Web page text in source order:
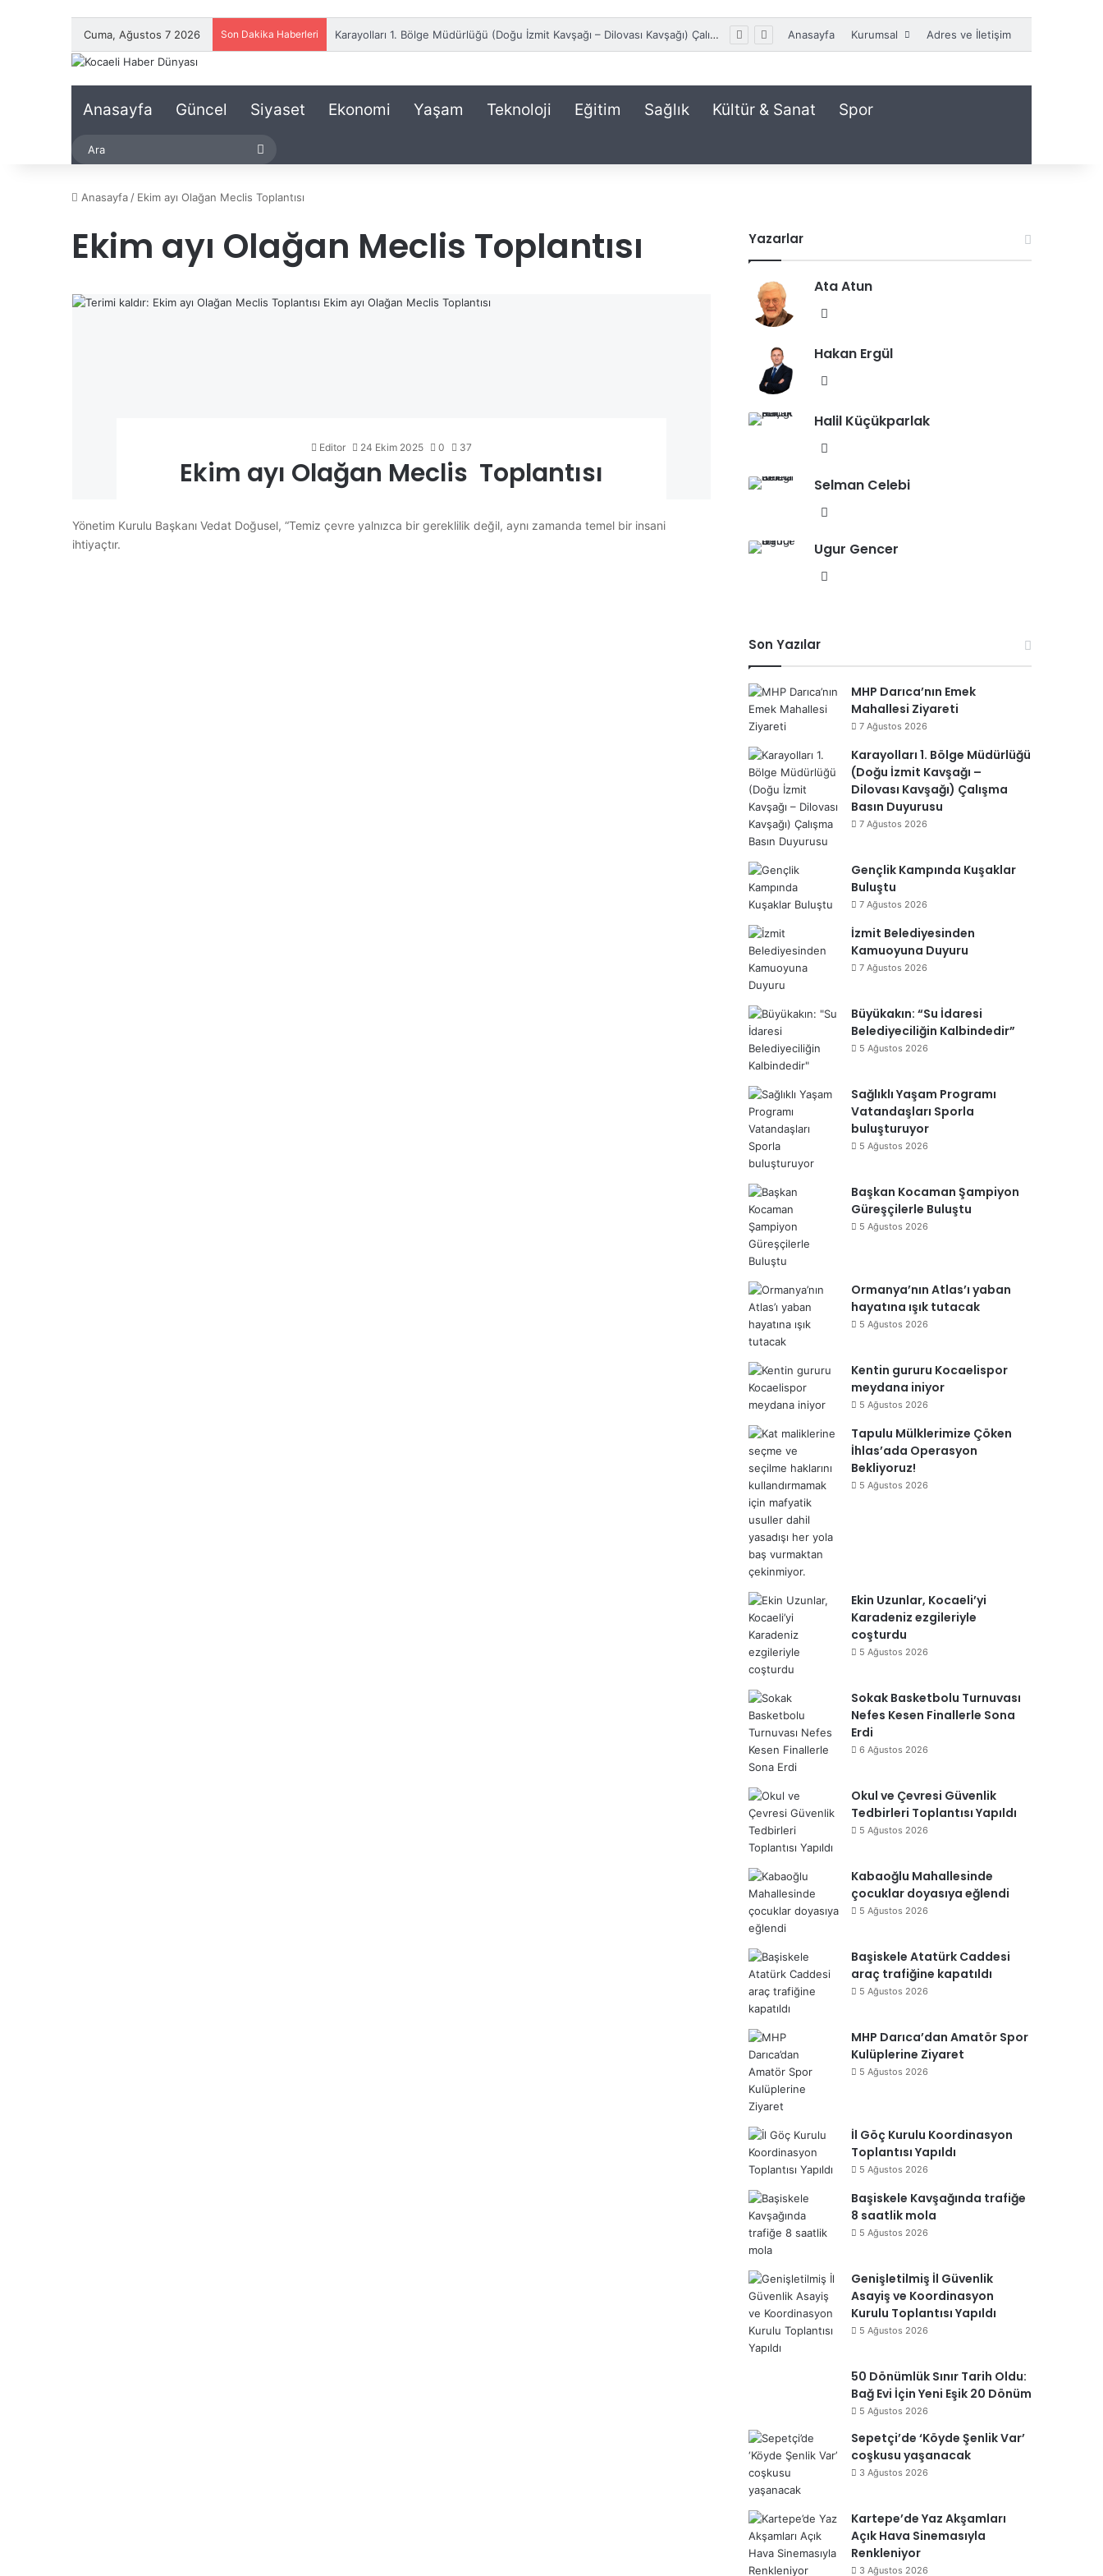
Cuma, Ağustos 7 2026 Son Dakika Haberleri Karayolları 1. Bölge Müdürlüğü (Doğu İzmit Kavşağı – Dilovası Kavşağı) Çalışma Basın Duyurusu Anasayfa Kurumsal Adres ve İletişim
Anasayfa Güncel Siyaset Ekonomi Yaşam Teknoloji Eğitim Sağlık Kültür & Sanat Spor
Anasayfa / Ekim ayı Olağan Meclis Toplantısı
Ekim ayı Olağan Meclis Toplantısı
Editor 24 Ekim 2025 0 37
Ekim ayı Olağan Meclis Toplantısı
Yönetim Kurulu Başkanı Vedat Doğusel, “Temiz çevre yalnızca bir gereklilik değil, aynı zamanda temel bir insani
ihtiyaçtır.
Yazarlar
Ata Atun
sit
Hakan Ergül
sit
Halil Küçükparlak
sit
Selman Celebi
sit
Ugur Gencer
Son Yazılar
MHP Darıca’nın Emek
Mahallesi Ziyareti
7 Ağustos 2026
Karayolları 1. Bölge Müdürlüğü
(Doğu İzmit Kavşağı –
Dilovası Kavşağı) Çalışma
Basın Duyurusu
7 Ağustos 2026
Gençlik Kampında Kuşaklar
Buluştu
7 Ağustos 2026
İzmit Belediyesinden
Kamuoyuna Duyuru
7 Ağustos 2026
Büyükakın: “Su İdaresi
Belediyeciliğin Kalbindedir”
5 Ağustos 2026
Sağlıklı Yaşam Programı
Vatandaşları Sporla
buluşturuyor
5 Ağustos 2026
Başkan Kocaman Şampiyon
Güreşçilerle Buluştu
5 Ağustos 2026
Ormanya’nın Atlas’ı yaban
hayatına ışık tutacak
5 Ağustos 2026
Kentin gururu Kocaelispor
meydana iniyor
5 Ağustos 2026
Tapulu Mülklerimize Çöken
İhlas’ada Operasyon
Bekliyoruz!
5 Ağustos 2026
Ekin Uzunlar, Kocaeli’yi
Karadeniz ezgileriyle
coşturdu
5 Ağustos 2026
Sokak Basketbolu Turnuvası
Nefes Kesen Finallerle Sona
Erdi
6 Ağustos 2026
Okul ve Çevresi Güvenlik
Tedbirleri Toplantısı Yapıldı
5 Ağustos 2026
Kabaoğlu Mahallesinde
çocuklar doyasıya eğlendi
5 Ağustos 2026
Başiskele Atatürk Caddesi
araç trafiğine kapatıldı
5 Ağustos 2026
MHP Darıca’dan Amatör Spor
Kulüplerine Ziyaret
5 Ağustos 2026
İl Göç Kurulu Koordinasyon
Toplantısı Yapıldı
5 Ağustos 2026
Başiskele Kavşağında trafiğe
8 saatlik mola
5 Ağustos 2026
Genişletilmiş İl Güvenlik
Asayiş ve Koordinasyon
Kurulu Toplantısı Yapıldı
5 Ağustos 2026
50 Dönümlük Sınır Tarih Oldu:
Bağ Evi İçin Yeni Eşik 20 Dönüm
5 Ağustos 2026
Sepetçi’de ‘Köyde Şenlik Var’
coşkusu yaşanacak
3 Ağustos 2026
Kartepe’de Yaz Akşamları
Açık Hava Sinemasıyla
Renkleniyor
3 Ağustos 2026